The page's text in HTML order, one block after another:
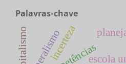
Palavras-chave
incerteza
liberalismo
capitalismo escola